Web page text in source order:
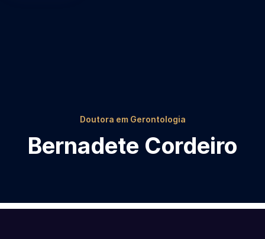
Doutora em Gerontologia
Bernadete Cordeiro